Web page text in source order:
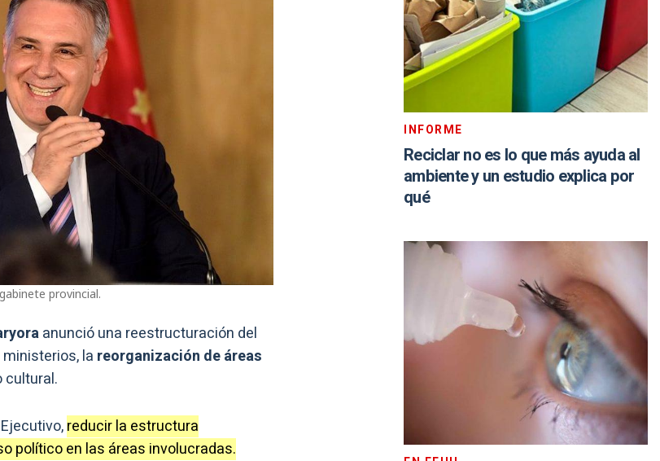
provincial.
anunció una reestructuración del
la reorganización de áreas
cultural.
reducir la estructura
político en las áreas involucradas.
INFORME
Reciclar no es lo que más ayuda al
ambiente y un estudio explica por
qué